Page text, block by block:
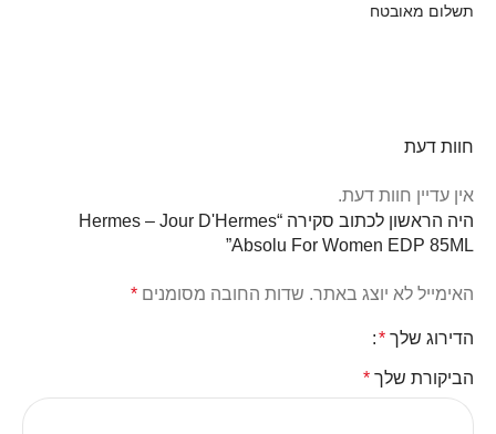
תשלום מאובטח
חוות דעת
אין עדיין חוות דעת.
היה הראשון לכתוב סקירה “Hermes – Jour D'Hermes
Absolu For Women EDP 85ML”
האימייל לא יוצג באתר. שדות החובה מסומנים *
הדירוג שלך *
הביקורת שלך *